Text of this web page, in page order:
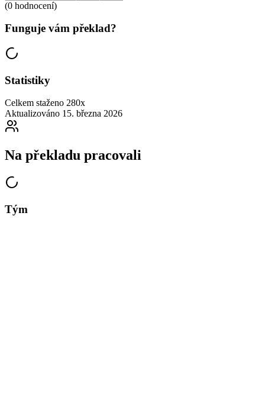
(0 hodnocení)
Funguje vám překlad?
Statistiky
Celkem staženo 280x
Aktualizováno 15. března 2026
Na překladu pracovali
Tým